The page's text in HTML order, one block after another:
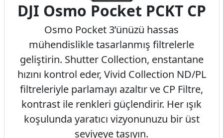
DJI Osmo Pocket PCKT CP
Osmo Pocket 3’ünüzü hassas
mühendislikle tasarlanmış filtrelerle
geliştirin. Shutter Collection, enstantane
hızını kontrol eder, Vivid Collection ND/PL
filtreleriyle parlamayı azaltır ve CP Filtre,
kontrast ile renkleri güçlendirir. Her ışık
koşulunda yaratıcı vizyonunuzu bir üst
seviyeye taşıyın.